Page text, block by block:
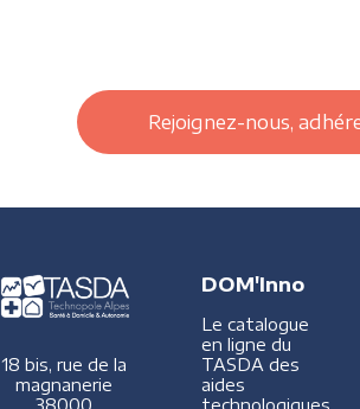
Rejoignez-nous,
18 bis, rue de la
magnanerie
DOM'Inno
Le catalogue
en ligne du
TASDA des
aides
technologiques